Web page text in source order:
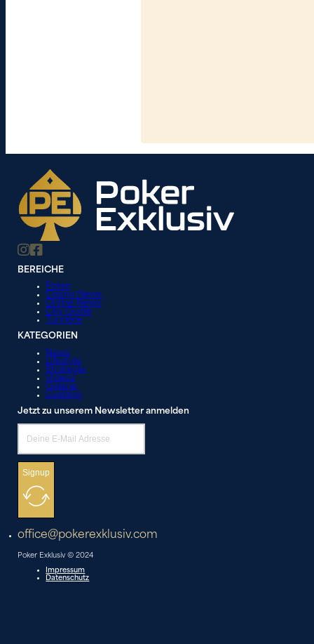
BEREICHE
Poker
Casino News
Online News
City Guide
Turniere
KATEGORIEN
News
Lifestyle
Strategie
Videos
Galerie
Liveblog
Jetzt zu unserem Newsletter anmelden
Signup
office@pokerexklusiv.com
Poker Exklusiv © 2024
Impressum
Datenschutz